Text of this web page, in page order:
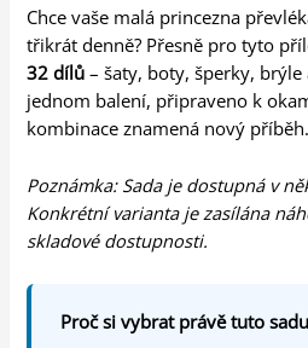
Chce vaše malá princezna
třikrát denně? Přesně pro tyto
32 dílů – šaty, boty, šperky, brýle
jednom balení, připraveno k
kombinace znamená nový příběh.
Poznámka: Sada je dostupná v
Konkrétní varianta je zasílána
skladové dostupnosti.
Proč si vybrat právě tuto